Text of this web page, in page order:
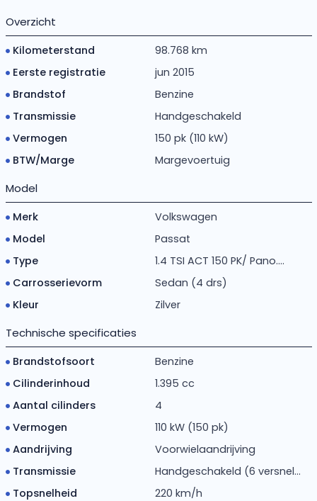
Overzicht
Kilometerstand
98.768 km
Eerste registratie
jun 2015
Brandstof
Benzine
Transmissie
Handgeschakeld
Vermogen
150 pk (110 kW)
BTW/Marge
Margevoertuig
Model
Merk
Volkswagen
Model
Passat
Type
1.4 TSI ACT 150 PK/ Pano....
Carrosserievorm
Sedan (4 drs)
Kleur
Zilver
Technische specificaties
Brandstofsoort
Benzine
Cilinderinhoud
1.395 cc
Aantal cilinders
4
Vermogen
110 kW (150 pk)
Aandrijving
Voorwielaandrijving
Transmissie
Handgeschakeld (6 versnel...
Topsnelheid
220 km/h